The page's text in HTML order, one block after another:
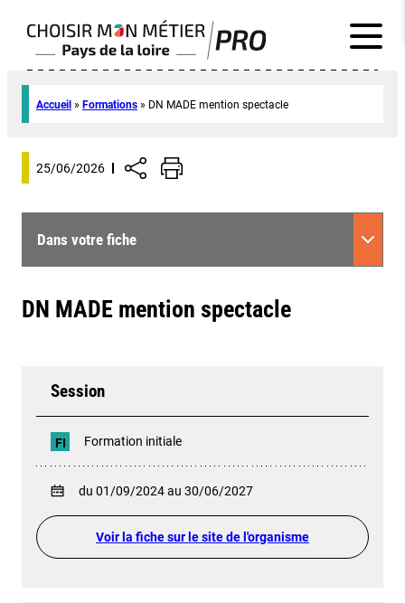
Accueil » Formations » DN MADE mention spectacle
25/06/2026
Dans votre fiche
DN MADE mention spectacle
Session
FI Formation initiale
du 01/09/2024 au 30/06/2027
Voir la fiche sur le site de l'organisme